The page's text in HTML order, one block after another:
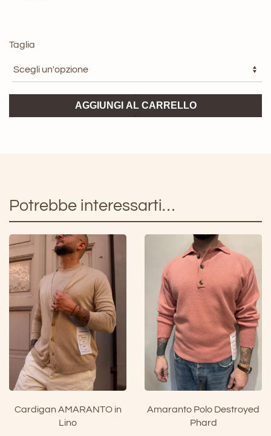
Taglia
Maglia
AGGIUNGI AL CARRELLO
Potrebbe interessarti…
Cardigan AMARANTO in
Lino
Amaranto Polo Destroyed
Phard